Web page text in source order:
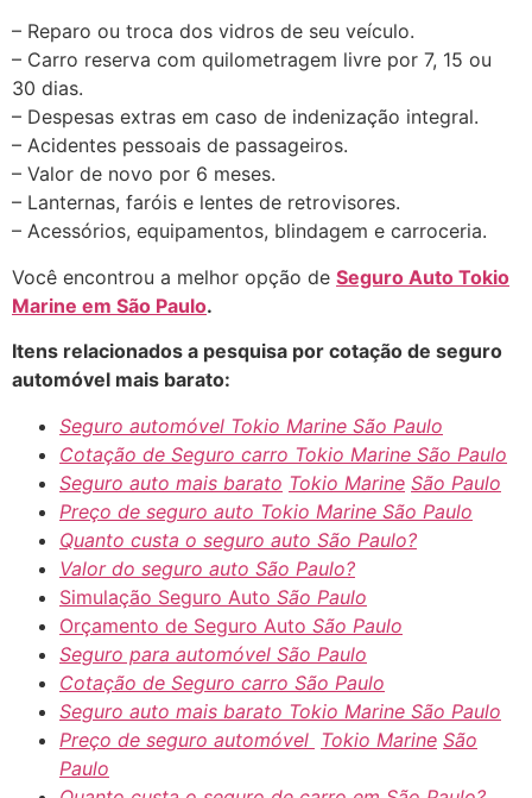
– Reparo ou troca dos vidros de seu veículo.
– Carro reserva com quilometragem livre por 7, 15 ou
30 dias.
– Despesas extras em caso de indenização integral.
– Acidentes pessoais de passageiros.
– Valor de novo por 6 meses.
– Lanternas, faróis e lentes de retrovisores.
– Acessórios, equipamentos, blindagem e carroceria.
Você encontrou a melhor opção de Seguro Auto Tokio
Marine em São Paulo.
Itens relacionados a pesquisa por cotação de seguro
automóvel mais barato:
Seguro automóvel Tokio Marine São Paulo
Cotação de Seguro carro Tokio Marine São Paulo
Seguro auto mais barato Tokio Marine São Paulo
Preço de seguro auto Tokio Marine São Paulo
Quanto custa o seguro auto São Paulo?
Valor do seguro auto São Paulo?
Simulação Seguro Auto São Paulo
Orçamento de Seguro Auto São Paulo
Seguro para automóvel São Paulo
Cotação de Seguro carro São Paulo
Seguro auto mais barato Tokio Marine São Paulo
Preço de seguro automóvel Tokio Marine São
Paulo